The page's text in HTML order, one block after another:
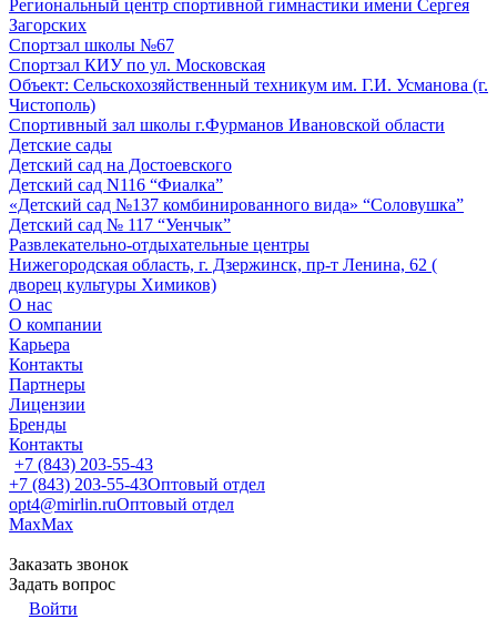
Региональный центр спортивной гимнастики имени Сергея
Загорских
Спортзал школы №67
Спортзал КИУ по ул. Московская
Объект: Сельскохозяйственный техникум им. Г.И. Усманова (г.
Чистополь)
Спортивный зал школы г.Фурманов Ивановской области
Детские сады
Детский сад на Достоевского
Детский сад N116 “Фиалка”
«Детский сад №137 комбинированного вида» “Соловушка”
Детский сад № 117 “Уенчык”
Развлекательно-отдыхательные центры
Нижегородская область, г. Дзержинск, пр-т Ленина, 62 (
дворец культуры Химиков)
О нас
О компании
Карьера
Контакты
Партнеры
Лицензии
Бренды
Контакты
+7 (843) 203-55-43
+7 (843) 203-55-43Оптовый отдел
opt4@mirlin.ruОптовый отдел
MaxMax
Заказать звонок
Задать вопрос
Войти